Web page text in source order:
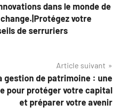
dans le monde de
votre
de serruriers
Article suivant
gestion de patrimoine : une
pour protéger votre capital
et préparer votre avenir